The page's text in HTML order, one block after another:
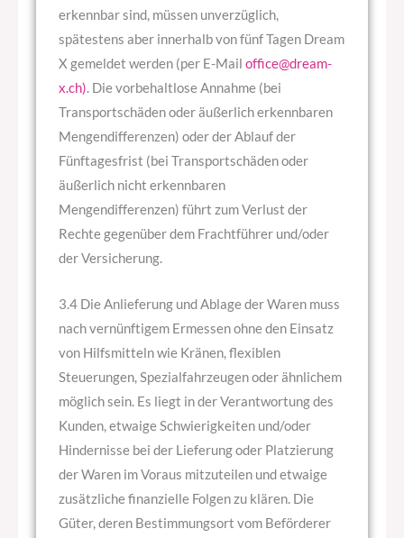
erkennbar sind, müssen unverzüglich,
spätestens aber innerhalb von fünf Tagen Dream
X gemeldet werden (per E-Mail office@dream-
x.ch). Die vorbehaltlose Annahme (bei
Transportschäden oder äußerlich erkennbaren
Mengendifferenzen) oder der Ablauf der
Fünftagesfrist (bei Transportschäden oder
äußerlich nicht erkennbaren
Mengendifferenzen) führt zum Verlust der
Rechte gegenüber dem Frachtführer und/oder
der Versicherung.
3.4 Die Anlieferung und Ablage der Waren muss
nach vernünftigem Ermessen ohne den Einsatz
von Hilfsmitteln wie Kränen, flexiblen
Steuerungen, Spezialfahrzeugen oder ähnlichem
möglich sein. Es liegt in der Verantwortung des
Kunden, etwaige Schwierigkeiten und/oder
Hindernisse bei der Lieferung oder Platzierung
der Waren im Voraus mitzuteilen und etwaige
zusätzliche finanzielle Folgen zu klären. Die
Güter, deren Bestimmungsort vom Beförderer